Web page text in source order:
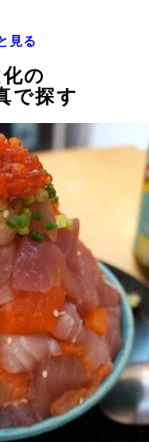
見る
の
で探す